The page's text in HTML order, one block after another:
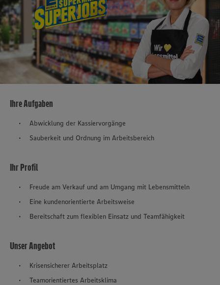
Ihre Aufgaben
Abwicklung der Kassiervorgänge
Sauberkeit und Ordnung im Arbeitsbereich
Ihr Profil
Freude am Verkauf und am Umgang mit Lebensmitteln
Eine kundenorientierte Arbeitsweise
Bereitschaft zum flexiblen Einsatz und Teamfähigkeit
Unser Angebot
Krisensicherer Arbeitsplatz
Teamorientiertes Arbeitsklima